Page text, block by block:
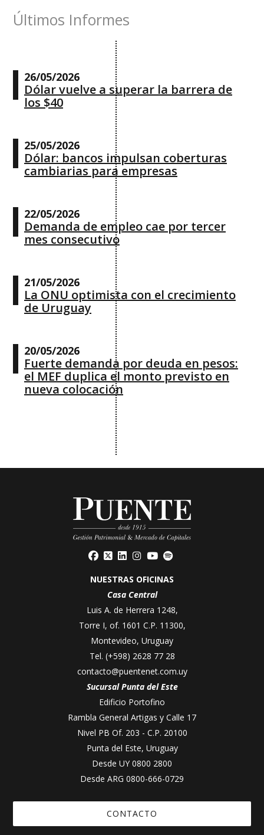
Últimos Informes
26/05/2026
Dólar vuelve a superar la barrera de
los $40
25/05/2026
Dólar: bancos impulsan coberturas
cambiarias para empresas
22/05/2026
Demanda de empleo cae por tercer
mes consecutivo
21/05/2026
La ONU optimista con el crecimiento
de Uruguay
20/05/2026
Fuerte demanda por deuda en pesos:
el MEF duplica el monto previsto en
nueva colocación
NUESTRAS OFICINAS
Casa Central
Luis A. de Herrera 1248,
Torre I, of. 1601 C.P. 11300,
Montevideo, Uruguay
Tel. (+598) 2628 77 28
contacto@puentenet.com.uy
Sucursal Punta del Este
Edificio Portofino
Rambla General Artigas y Calle 17
Nivel PB Of. 203 - C.P. 20100
Punta del Este, Uruguay
Desde UY 0800 2800
Desde ARG 0800-666-0729
CONTACTO